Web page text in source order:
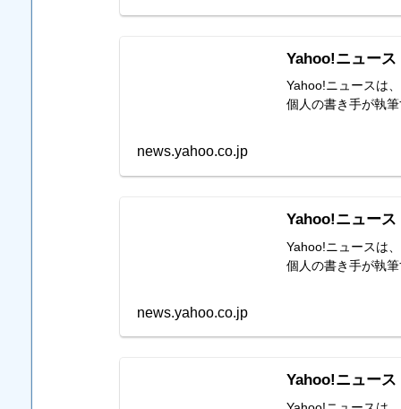
Yahoo!ニュース
Yahoo!ニュースは
個人の書き手が執
news.yahoo.co.jp
Yahoo!ニュース
Yahoo!ニュースは
個人の書き手が執
news.yahoo.co.jp
Yahoo!ニュース